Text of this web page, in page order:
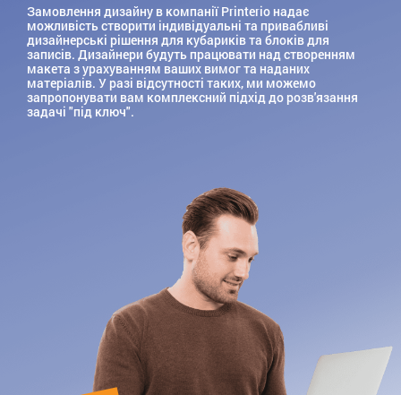
Замовлення дизайну в компанії Printerio надає
можливість створити індивідуальні та привабливі
дизайнерські рішення для кубариків та блоків для
записів. Дизайнери будуть працювати над створенням
макета з урахуванням ваших вимог та наданих
матеріалів. У разі відсутності таких, ми можемо
запропонувати вам комплексний підхід до розв'язання
задачі "під ключ".